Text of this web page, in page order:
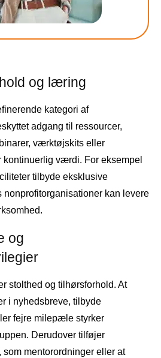
og læring
kategori af
adgang til ressourcer,
værktøjskits eller
værdi. For eksempel
tilbyde eksklusive
nonprofitorganisationer kan levere
og
stolthed og tilhørsforhold. At
i nyhedsbreve, tilbyde
fejre milepæle styrker
Derudover tilføjer
som mentorordninger eller at